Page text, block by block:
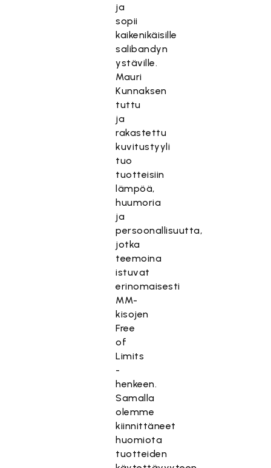
ja
sopii
kaikenikäisille
salibandyn
ystäville.
Mauri
Kunnaksen
tuttu
ja
rakastettu
kuvitustyyli
tuo
tuotteisiin
lämpöä,
huumoria
ja
persoonallisuutta,
jotka
teemoina
istuvat
erinomaisesti
MM-
kisojen
Free
of
Limits
-
henkeen.
Samalla
olemme
kiinnittäneet
huomiota
tuotteiden